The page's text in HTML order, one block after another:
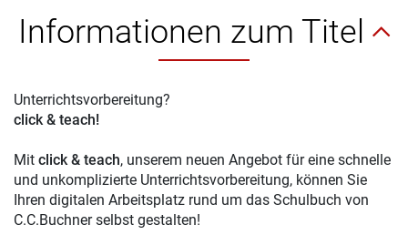
Informationen zum Titel
Unterrichtsvorbereitung?
click & teach!
Mit click & teach, unserem neuen Angebot für eine schnelle
und unkomplizierte Unterrichtsvorbereitung, können Sie
Ihren digitalen Arbeitsplatz rund um das Schulbuch von
C.C.Buchner selbst gestalten!